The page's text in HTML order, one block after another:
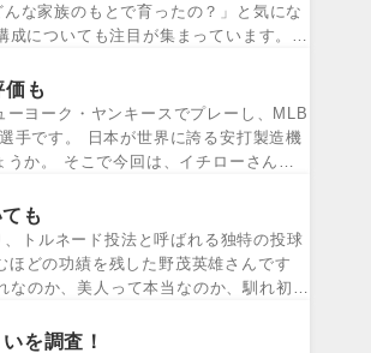
な家族のもとで育ったの？」と気にな
についても注目が集まっています。こ
も
ヨーク・ヤンキースでプレーし、MLB
手です。 日本が世界に誇る安打製造機
か。 そこで今回は、イチローさんの
も
トルネード投法と呼ばれる独特の投球
どの功績を残した野茂英雄さんです
のか、美人って本当なのか、馴れ初め
を調査！